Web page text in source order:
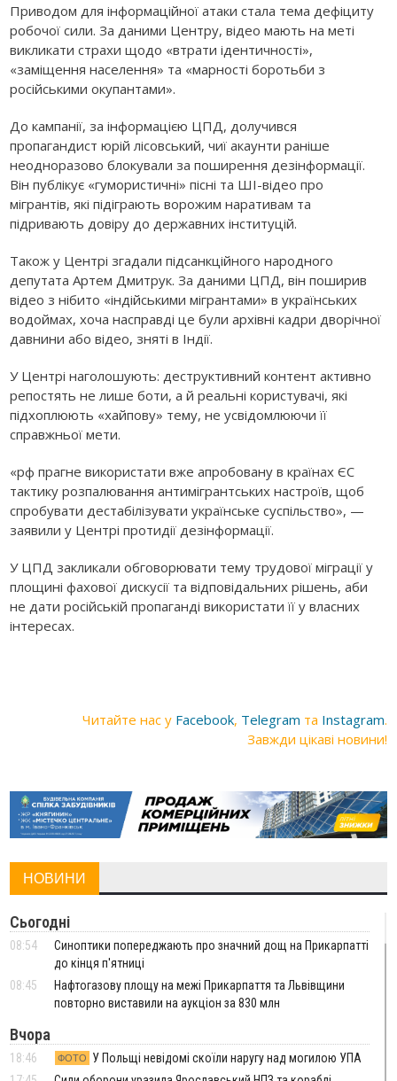
Приводом для інформаційної атаки стала тема дефіциту
робочої сили. За даними Центру, відео мають на меті
викликати страхи щодо «втрати ідентичності»,
«заміщення населення» та «марності боротьби з
російськими окупантами».
До кампанії, за інформацією ЦПД, долучився
пропагандист юрій лісовський, чиї акаунти раніше
неодноразово блокували за поширення дезінформації.
Він публікує «гумористичні» пісні та ШІ-відео про
мігрантів, які підіграють ворожим наративам та
підривають довіру до державних інституцій.
Також у Центрі згадали підсанкційного народного
депутата Артем Дмитрук. За даними ЦПД, він поширив
відео з нібито «індійськими мігрантами» в українських
водоймах, хоча насправді це були архівні кадри дворічної
давнини або відео, зняті в Індії.
У Центрі наголошують: деструктивний контент активно
репостять не лише боти, а й реальні користувачі, які
підхоплюють «хайпову» тему, не усвідомлюючи її
справжньої мети.
«рф прагне використати вже апробовану в країнах ЄС
тактику розпалювання антимігрантських настроїв, щоб
спробувати дестабілізувати українське суспільство», —
заявили у Центрі протидії дезінформації.
У ЦПД закликали обговорювати тему трудової міграції у
площині фахової дискусії та відповідальних рішень, аби
не дати російській пропаганді використати її у власних
інтересах.
Читайте нас у Facebook, Telegram та Instagram.
Завжди цікаві новини!
НОВИНИ
Сьогодні
08:54
Синоптики попереджають про значний дощ на Прикарпатті
до кінця п'ятниці
08:45
Нафтогазову площу на межі Прикарпаття та Львівщини
повторно виставили на аукціон за 830 млн
Вчора
18:46 ФОТО
У Польщі невідомі скоїли наругу над могилою УПА